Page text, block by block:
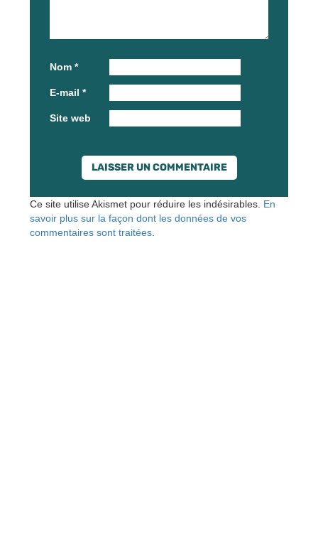
Nom *
E-mail *
Site web
Ce site utilise Akismet pour réduire les indésirables. En
savoir plus sur la façon dont les données de vos
commentaires sont traitées